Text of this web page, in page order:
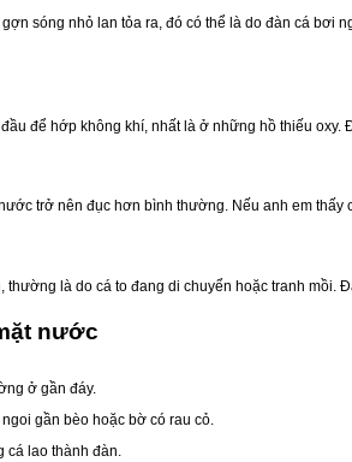
sóng nhỏ lan tỏa ra, đó có thể là do đàn cá
để hớp không khí, nhất là ở những hồ thiếu
trở nên đục hơn bình thường. Nếu anh em
thường là do cá to đang di chuyển hoặc tranh mồi.
nước
ở gần đáy.
gần bèo hoặc bờ có rau cỏ.
cá lao thành đàn.